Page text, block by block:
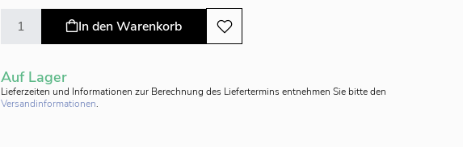
In den Warenkorb
Auf Lager
Lieferzeiten und Informationen zur Berechnung des Liefertermins entnehmen Sie bitte den
Versandinformationen.